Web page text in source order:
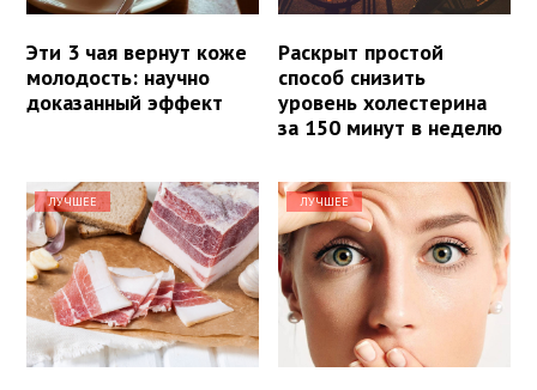
Эти 3 чая вернут коже
молодость: научно
доказанный эффект
Раскрыт простой
способ снизить
уровень холестерина
за 150 минут в неделю
ЛУЧШЕЕ ЛУЧШЕЕ